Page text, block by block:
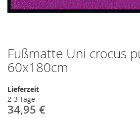
Fußmatte Uni crocus
60x180cm
Lieferzeit
2-3 Tage
34,95 €
Zum
Anfang
der
springen